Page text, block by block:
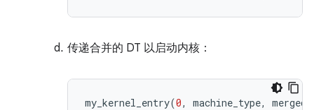
传递合并的 DT 以启动内核：
my_kernel_entry(0, machine_type,